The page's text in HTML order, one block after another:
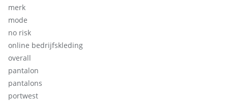
merk
mode
no risk
online bedrijfskleding
overall
pantalon
pantalons
portwest